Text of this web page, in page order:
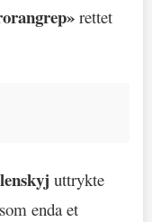
rettet
uttrykte
enda et